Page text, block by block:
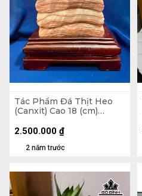
Tác Phẩm Đá Thịt Heo
(Canxit) Cao 18 (cm)
2 năm trước
2.500.000 ₫